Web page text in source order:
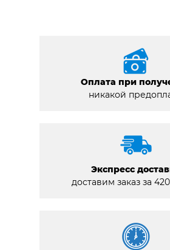
Оплата при
никакой
Экспресс
доставим заказ за